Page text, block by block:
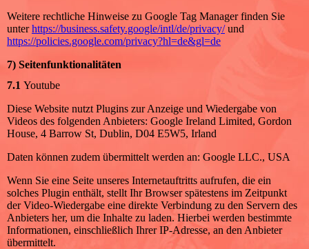
Weitere rechtliche Hinweise zu Google Tag Manager finden Sie
unterhttps://business.safety.google/intl/de/privacy/und
https://policies.google.com/privacy?hl=de&gl=de
7) Seitenfunktionalitäten
7.1 Youtube
Diese Website nutzt Plugins zur Anzeige und Wiedergabe von
Videos des folgenden Anbieters: Google Ireland Limited, Gordon
House, 4 Barrow St, Dublin, D04 E5W5, Irland
Daten können zudem übermittelt werden an: Google LLC., USA
Wenn Sie eine Seite unseres Internetauftritts aufrufen, die ein
solches Plugin enthält, stellt Ihr Browser spätestens im Zeitpunkt
der Video-Wiedergabe eine direkte Verbindung zu den Servern des
Anbieters her, um die Inhalte zu laden. Hierbei werden bestimmte
Informationen, einschließlich Ihrer IP-Adresse, an den Anbieter
übermittelt.